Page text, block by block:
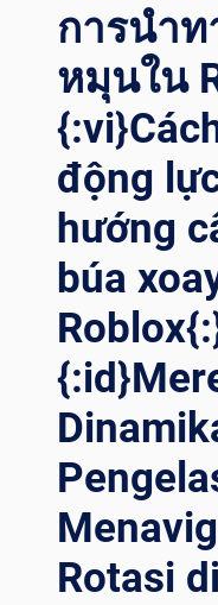
قطاع
اللحام
تقنيات
الدوار
A S
EL S
ON T
:TH}ข
ับเ
การนำท
หมุนใน
động
hướng
búa
Rotasi